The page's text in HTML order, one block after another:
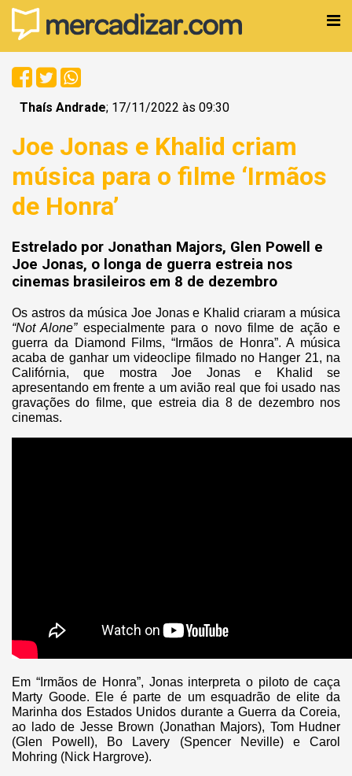
Thaís Andrade; 17/11/2022 às 09:30
Joe Jonas e Khalid criam
música para o filme ‘Irmãos
de Honra’
Estrelado por Jonathan Majors, Glen Powell e
Joe Jonas, o longa de guerra estreia nos
cinemas brasileiros em 8 de dezembro
Os astros da música Joe Jonas e Khalid criaram a música
“Not Alone” especialmente para o novo filme de ação e
guerra da Diamond Films, “ Irmãos de Honra”. A música
acaba de ganhar um videoclipe filmado no Hanger 21, na
Califórnia, que mostra Joe Jonas e Khalid se
apresentando em frente a um avião real que foi usado nas
gravações do filme, que estreia dia 8 de dezembro nos
cinemas.
Em “Irmãos de Honra”, Jonas interpreta o piloto de caça
Marty Goode. Ele é parte de um esquadrão de elite da
Marinha dos Estados Unidos durante a Guerra da Coreia,
ao lado de Jesse Brown (Jonathan Majors), Tom Hudner
(Glen Powell), Bo Lavery (Spencer Neville) e Carol
Mohring (Nick Hargrove).